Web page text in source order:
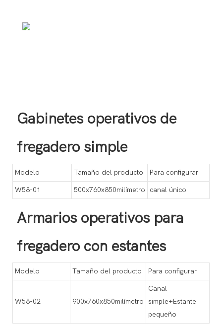
Gabinetes operativos de
fregadero simple
Modelo Tamaño del producto Para configurar
W58-01 500x760x850milímetro canal único
Armarios operativos para
fregadero con estantes
Modelo Tamaño del producto Para configurar
W58-02 900x760x850milímetro
Canal
simple+Estante
pequeño